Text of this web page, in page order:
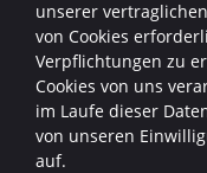
unserer
von Cookies
Verpflichtungen zu
Cookies von uns
im Laufe dieser
von unseren
auf.